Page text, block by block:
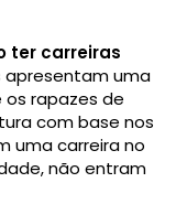
ter carreiras
apresentam uma
rapazes de
com base nos
uma carreira no
não entram